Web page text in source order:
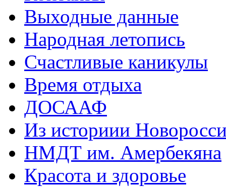
Выходные данные
Народная летопись
Счастливые каникулы
Время отдыха
ДОСААФ
Из историии
НМДТ им. Амербекяна
Красота и здоровье